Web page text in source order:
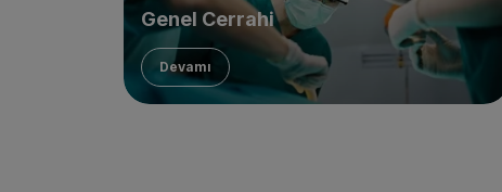
Genel Cerrahi
Devamı